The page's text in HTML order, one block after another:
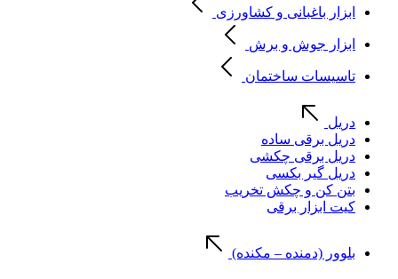
ابزار باغبانی و کشاورزی
ابزار جوش و برش
تاسیسات ساختمان
دریل
دریل برقی ساده
دریل برقی چکشی
دریل گیر بکسی
بتن کن و چکش تخریب
کیت ابزار برقی
بلوور (دمنده – مکنده)